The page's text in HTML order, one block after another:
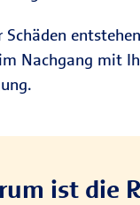
Nachgang mit
ist die